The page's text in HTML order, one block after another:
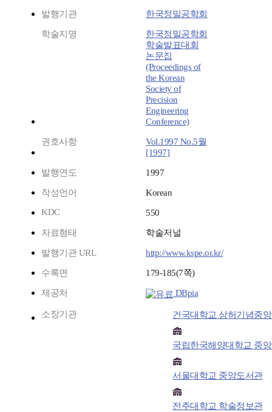
발행기관 한국정밀공학회
학술지명
한국정밀공학회
학술발표대회
논문집
(Proceedings of
the Korean
Society of
Precision
Engineering
Conference)
권호사항
Vol.1997 No.5월
[1997]
발행연도 1997
작성언어
Korean
KDC
550
자료형태 학술저널
발행기관 URL http://www.kspe.or.kr/
수록면 179-185(7쪽)
제공처 DBpia
소장기관 건국대학교 상허기념중
국립한국해양대학교 중
서울대학교 중앙도서관
전주대학교 학술정보관